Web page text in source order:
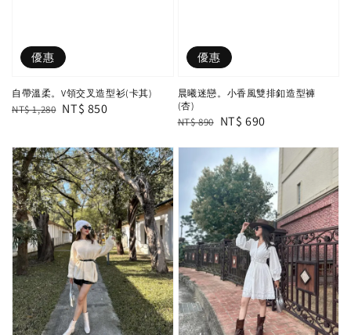
優惠
自帶溫柔。V領交叉造型衫(卡其)
Regular
NT$ 1,280 Sale
NT$ 850
優惠
晨曦迷戀。小香風雙排釦造型褲
(杏)
Regular
NT$ 890 Sale
NT$ 690